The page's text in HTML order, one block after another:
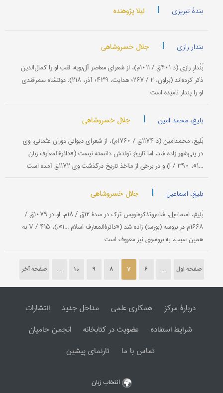
بندۀ تبریزی | لیلا پژوهنده
بندار رازی | جلال خسروشاهی
بُنْدارِ رازی (د ۴۰۱ق / ۱۰۱۱م)، از شعرای معاصر آل‌بویه. لقب او را كمال‌الدین
ذكر كرده‌اند (براون، ۲ / ۲۶۷؛ هدایت، ۴۳۹؛ آذر، ۲۱۸). دولتشاه سمرقندی
او را پندار نامیده است
بلیغ، محمد امین | جلال خسروشاهی
بَلیغ، محمدامین (د ۱۱۷۴ق / ۱۷۶۰م)، از شعرای دیوانی دوران عثمانی. وی
در ینی‌شهر زاده شد، اما تاریخ تولدش دانسته نیست («دائرةالمعارف زبان
...۱»، I / ۳۹۰) و در برخی از مآخذ تاریخ درگذشت وی ۱۱۷۲ق آمده است
بلیغ، اسماعیل | جلال خسروشاهی
بَلیغ، اسماعیل، شاعروتذكره‌نویس ترك در سدۀ ۱۲ق / ۱۸م. او در ۱۰۷۹ق /
۱۶۶۸م در بروسه (بورسا) زاده شد («دائرةالمعارف اسلام ...۱»،)، V / ۴۱۵ به
همین سبب، به بروسوی نیز معروف است
صفحه اول ...
6
7
8
9
10
... صفحه آخر
دربارۀ مرکز همکاری علمی مداخل جدید
انتشارات
شرایط استفاده
عضویت در کتابخانه
انجمن حامیان
تماس با ما
تارنمای پیشین
انتخاب زبان